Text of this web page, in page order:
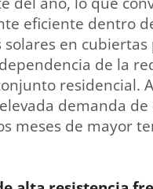
eficiente dentro
en
de la
residencial.
demanda
meses de mayor